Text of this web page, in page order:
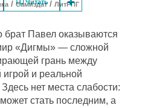
Читать
/ Самиздат/ ЛитРПГ
брат Павел оказываются
«Дигмы» — сложной
грань между
игрой и реальной
нет места слабости:
стать последним, а